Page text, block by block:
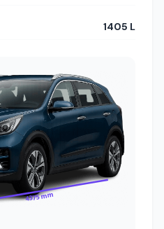
1405 L
4375 mm